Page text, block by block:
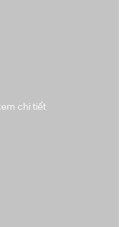
chi tiết